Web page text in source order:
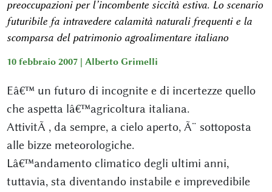
preoccupazioni per l’incombente siccità estiva. Lo scenario
futuribile fa intravedere calamità naturali frequenti e la
scomparsa del patrimonio agroalimentare italiano
10 febbraio 2007 | Alberto Grimelli
Eâ€™ un futuro di incognite e di incertezze quello
che aspetta lâ€™agricoltura italiana.
AttivitÃ , da sempre, a cielo aperto, Ã¨ sottoposta
alle bizze meteorologiche.
Lâ€™andamento climatico degli ultimi anni,
tuttavia, sta diventando instabile e imprevedibile